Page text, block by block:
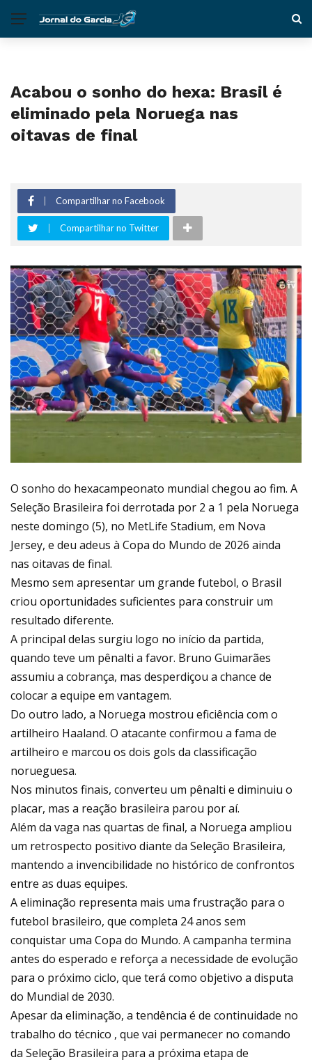
Acabou o sonho do hexa: Brasil é
eliminado pela Noruega nas
oitavas de final
Compartilhar no Facebook
Compartilhar no Twitter
O sonho do hexacampeonato mundial chegou ao fim. A
Seleção Brasileira foi derrotada por 2 a 1 pela Noruega
neste domingo (5), no MetLife Stadium, em Nova
Jersey, e deu adeus à Copa do Mundo de 2026 ainda
nas oitavas de final.
Mesmo sem apresentar um grande futebol, o Brasil
criou oportunidades suficientes para construir um
resultado diferente.
A principal delas surgiu logo no início da partida,
quando teve um pênalti a favor. Bruno Guimarães
assumiu a cobrança, mas desperdiçou a chance de
colocar a equipe em vantagem.
Do outro lado, a Noruega mostrou eficiência com o
artilheiro Haaland. O atacante confirmou a fama de
artilheiro e marcou os dois gols da classificação
norueguesa.
Nos minutos finais, converteu um pênalti e diminuiu o
placar, mas a reação brasileira parou por aí.
Além da vaga nas quartas de final, a Noruega ampliou
um retrospecto positivo diante da Seleção Brasileira,
mantendo a invencibilidade no histórico de confrontos
entre as duas equipes.
A eliminação representa mais uma frustração para o
futebol brasileiro, que completa 24 anos sem
conquistar uma Copa do Mundo. A campanha termina
antes do esperado e reforça a necessidade de evolução
para o próximo ciclo, que terá como objetivo a disputa
do Mundial de 2030.
Apesar da eliminação, a tendência é de continuidade no
trabalho do técnico , que vai permanecer no comando
da Seleção Brasileira para a próxima etapa de